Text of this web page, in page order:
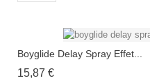
Boyglide Delay Spray Effet...
15,87 €Prix